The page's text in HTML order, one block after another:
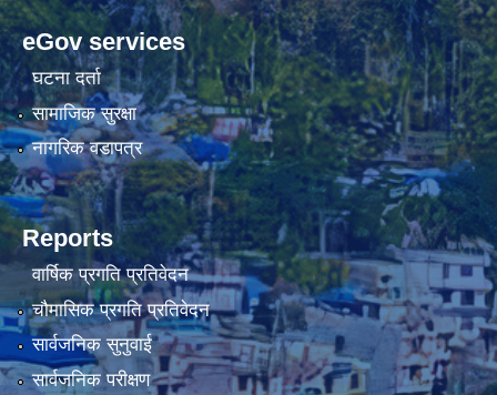
eGov services
घटना दर्ता
सामाजिक सुरक्षा
नागरिक वडापत्र
Reports
वार्षिक प्रगति प्रतिवेदन
चौमासिक प्रगति प्रतिवेदन
सार्वजनिक सुनुवाई
सार्वजनिक परीक्षण